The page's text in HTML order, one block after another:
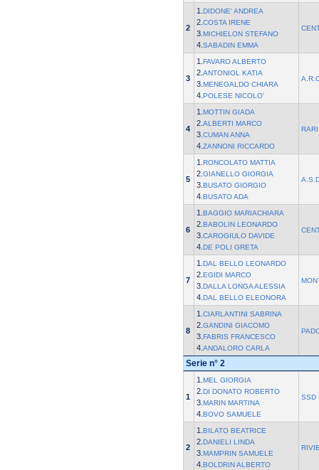
2
1. DIDONE' ANDREA
2. COSTA IRENE
3. MICHIELON STEFANO
4. SABADIN EMMA
3
1. FAVARO ALBERTO
2. ANTONIOL KATIA
3. MENEGALDO CHIARA
4. POLESE NICOLO'
4
1. MOTTIN GIADA
2. ALBERTI MARCO
3. CUMAN ANNA
4. ZANNONI RICCARDO
5
1. RONCOLATO MATTIA
2. GIANELLO GIORGIA
3. BUSATO GIORGIO
4. BUSATO ADA
6
1. BAGGIO MARIACHIARA
2. BABOLIN LEONARDO
3. CAROGIULO DAVIDE
4. DE POLI GRETA
7
1. DAL BELLO LEONARDO
2. EGIDI MARCO
3. DALLA LONGA ALESSIA
4. DAL BELLO ELEONORA
8
1. CIARLANTINI SABRINA
2. GANDINI GIACOMO
3. FABRIS FRANCESCO
4. ANDALORO CARLA
Serie n° 2
1
1. MEL GIORGIA
2. DI DONATO ROBERTO
3. MARIN MARTINA
4. BOVO SAMUELE
SSD
2
1. BILATO BEATRICE
2. DANIELI LINDA
3. MAMPRIN SAMUELE
4. BOLDRIN ALBERTO